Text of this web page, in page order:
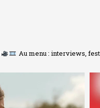
Au menu : interviews,